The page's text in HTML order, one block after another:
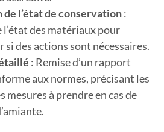
de l’état de conservation:
l’état des matériaux pour
des actions sont nécessaires.
: Remise d’un rapport
aux normes, précisant les
mesures à prendre en cas de